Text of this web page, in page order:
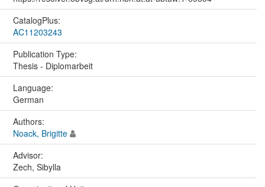
CatalogPlus:
AC11203243
Publication Type:
Thesis - Diplomarbeit
Language:
German
Authors:
Noack, Brigitte
Advisor:
Zech, Sibylla